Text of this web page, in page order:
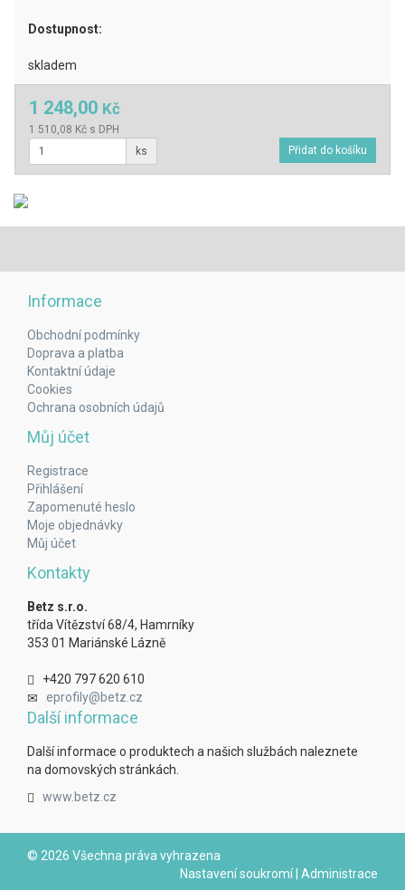
Dostupnost:
skladem
1 248,00 Kč
1 510,08 Kč s DPH
ks
Informace
Obchodní podmínky
Doprava a platba
Kontaktní údaje
Cookies
Ochrana osobních údajů
Můj účet
Registrace
Přihlášení
Zapomenuté heslo
Moje objednávky
Můj účet
Kontakty
Betz s.r.o.
třída Vítězství 68/4, Hamrníky
353 01 Mariánské Lázně
+420 797 620 610
eprofily@betz.cz
Další informace
Další informace o produktech a našich službách naleznete
na domovských stránkách.
www.betz.cz
© 2026 Všechna práva vyhrazena
Nastavení soukromí| Administrace